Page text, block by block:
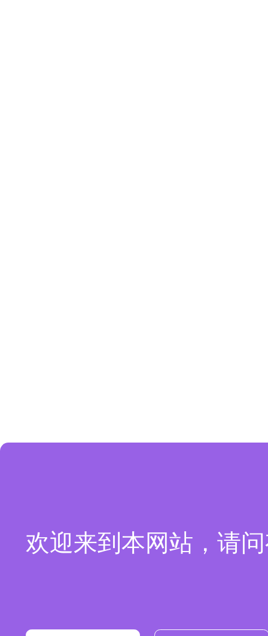
欢迎来到本网站，请